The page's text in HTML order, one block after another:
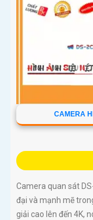
CAMERA
Camera quan sát
đại và mạnh mẽ
giải cao lên đến 4K,